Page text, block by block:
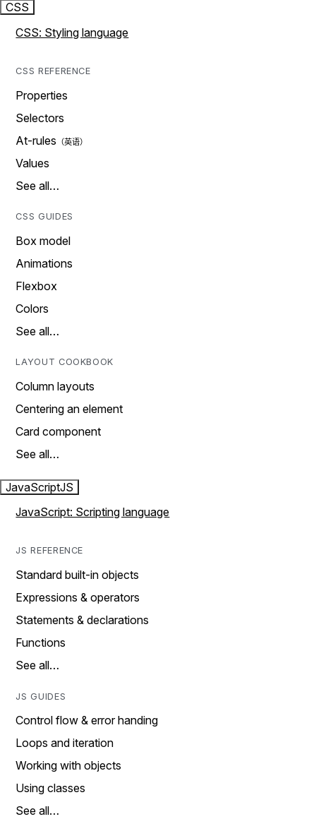
CSS
CSS: Styling language
CSS REFERENCE
Properties
Selectors
At-rules
Values
See all…
CSS GUIDES
Box model
Animations
Flexbox
Colors
See all…
LAYOUT COOKBOOK
Column layouts
Centering an element
Card component
See all…
JavaScriptJS
JavaScript: Scripting language
JS REFERENCE
Standard built-in objects
Expressions & operators
Statements & declarations
Functions
See all…
JS GUIDES
Control flow & error handing
Loops and iteration
Working with objects
Using classes
See all…